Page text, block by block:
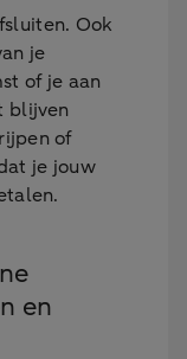
Ook
je
of je aan
blijven
of
je jouw
en